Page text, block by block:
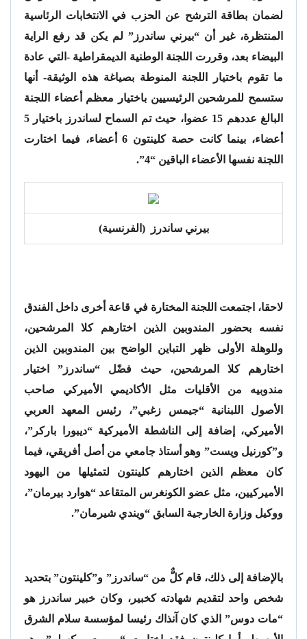
لضمان بطاقة الترشح عن الحزب في الانتخابات الرئاسية
المنتظرة، غير أن “بيرني ساندرز” لم يكن قد رفع الراية
البيضاء بعد، وقررت اللجنة الوطنية الديمقراطية -التي عادة
ما تقوم باختيار اللجنة المنوطة بصياغة هذه الوثيقة- أنها
ستسمح للمرشحين الرئيسيين باختيار معظم أعضاء اللجنة
البالغ عددهم 15 عضوا، حيث تم السماح لساندرز باختيار 5
أعضاء، بينما كانت حصة كلينتون 6 أعضاء، فيما اختارت
اللجنة نفسها الأعضاء الباقين “4”.
بيرني ساندرز (الفرنسية)
لاحقا، اجتمعت اللجنة المختارة في قاعة أخرى داخل الفندق
نفسه بحضور المندوبين الذين اختارهم كلا المرشحين،
وللوهلة الأولى ظهر التباين الواضح بين المندوبين الذين
اختارهم كلا المرشحين، حيث فضّل “ساندرز” اختيار
مندوبيه من الأقليات مثل الأكاديمي الأميركي صاحب
الأصول اللبنانية “جيمس زغبي”، رئيس المعهد العربي
الأميركي، إضافة إلى الناشطة الأميركية “ديبورا باركر”،
و”كورنيل ويست” وهو أستاذ جامعي من أصل أفريقي، فيما
كان معظم الذين اختارهم كلينتون لتمثيلها من اليهود
الأميركيين، مثل عضو الكونغرس المتقاعد “هوارد بيرمان”،
ووكيل وزارة الخارجية السابق “ويندي شيرمان”.
بالإضافة إلى ذلك، قام كلٌّ من “ساندرز” و”كلينتون” بتحديد
شخص واحد لتقديم شهادته كخبير، وكان خبير ساندرز هو
“مات دوس” الذي كان آنذاك رئيسا لمؤسسة سلام الشرق